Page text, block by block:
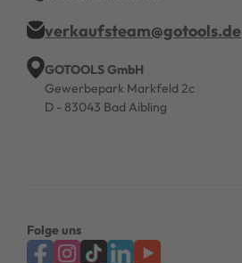
verkaufsteam@gotools.de
GOTOOLS GmbH
Gewerbepark Markfeld 2c
D - 83043 Bad Aibling
Folge uns